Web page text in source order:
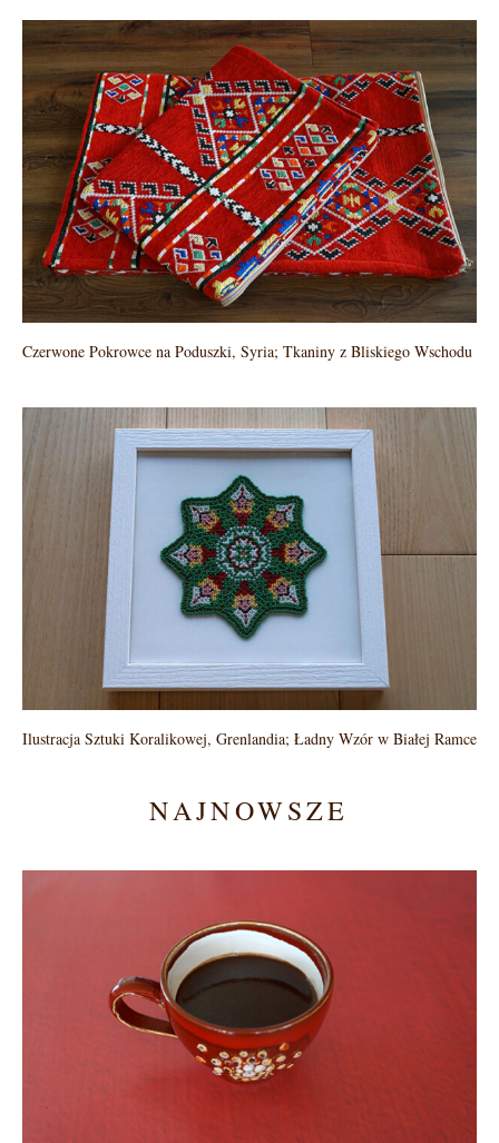
Czerwone Pokrowce na Poduszki, Syria; Tkaniny z Bliskiego Wschodu
Ilustracja Sztuki Koralikowej, Grenlandia; Ładny Wzór w Białej Ramce
NAJNOWSZE